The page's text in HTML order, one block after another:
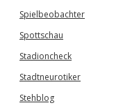
Spielbeobachter
Spottschau
Stadioncheck
Stadtneurotiker
Stehblog